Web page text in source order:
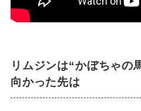
リムジンは“かぼちゃの
向かった先は